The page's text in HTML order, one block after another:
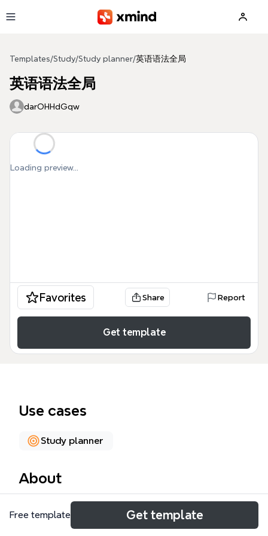
Templates/Study/Study planner/英语语法全局
英语语法全局
darOHHdGqw
Loading preview...
Favorites Share Report
Get template
Use cases
Study planner
About
《英语语法全局》思维导图模板系统梳理了英语语法的
核心框架，涵盖基础成分、动词、基本句型、特殊句式
Free template Get template